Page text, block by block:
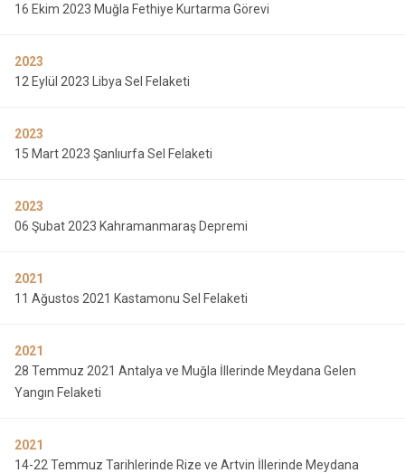
16 Ekim 2023 Muğla Fethiye Kurtarma Görevi
2023
12 Eylül 2023 Libya Sel Felaketi
2023
15 Mart 2023 Şanlıurfa Sel Felaketi
2023
06 Şubat 2023 Kahramanmaraş Depremi
2021
11 Ağustos 2021 Kastamonu Sel Felaketi
2021
28 Temmuz 2021 Antalya ve Muğla İllerinde Meydana Gelen
Yangın Felaketi
2021
14-22 Temmuz Tarihlerinde Rize ve Artvin İllerinde Meydana